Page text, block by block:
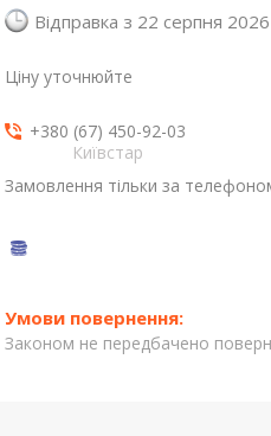
Відправка з 22 серпня 2026
Ціну уточнюйте
+380 (67) 450-92-03
Київстар
Замовлення тільки за
Законом не передбачено